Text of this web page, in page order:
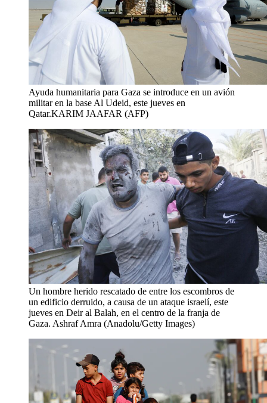
Ayuda humanitaria para Gaza se introduce en un avión
militar en la base Al Udeid, este jueves en
Qatar.KARIM JAAFAR (AFP)
Un hombre herido rescatado de entre los escombros de
un edificio derruido, a causa de un ataque israelí, este
jueves en Deir al Balah, en el centro de la franja de
Gaza. Ashraf Amra (Anadolu/Getty Images)